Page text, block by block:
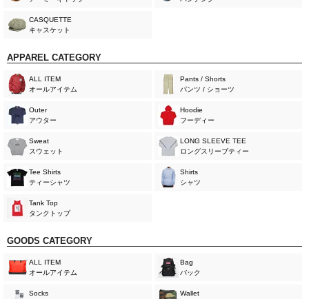
CASQUETTE
キャスケット
APPAREL CATEGORY
ALL ITEM
オールアイテム
Pants / Shorts
パンツ / ショーツ
Outer
アウター
Hoodie
フーディー
Sweat
スウェット
LONG SLEEVE TEE
ロングスリーブティー
Tee Shirts
ティーシャツ
Shirts
シャツ
Tank Top
タンクトップ
GOODS CATEGORY
ALL ITEM
オールアイテム
Bag
バック
Socks
Wallet